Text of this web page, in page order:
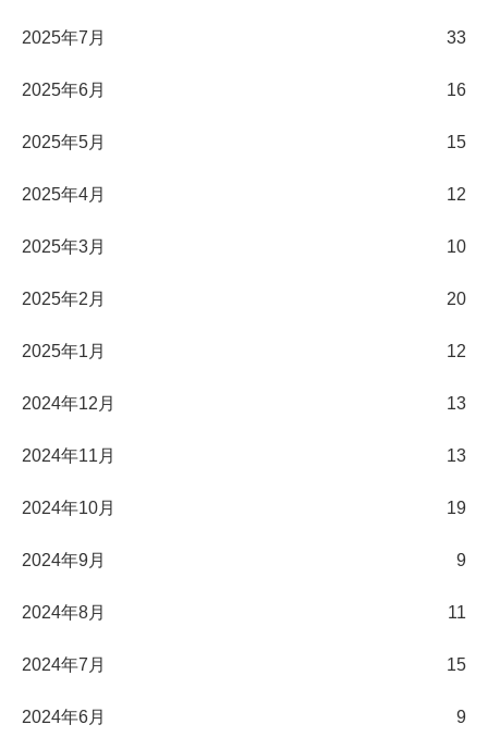
2025年7月 33
2025年6月 16
2025年5月 15
2025年4月 12
2025年3月 10
2025年2月 20
2025年1月 12
2024年12月 13
2024年11月 13
2024年10月 19
2024年9月 9
2024年8月 11
2024年7月 15
2024年6月 9